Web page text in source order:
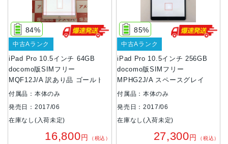
iPad Pro 10.5インチ 64GB
docomo版SIMフリー
MQF12J/A 訳あり品 ゴールド
84%
中古Aランク
付属品：本体のみ
発売日：2017/06
在庫なし(入荷未定)
16,800円 （税込）
iPad Pro 10.5インチ 256GB
docomo版SIMフリー
MPHG2J/A スペースグレイ
85%
中古Aランク
付属品：本体のみ
発売日：2017/06
在庫なし(入荷未定)
27,300円 （税込）